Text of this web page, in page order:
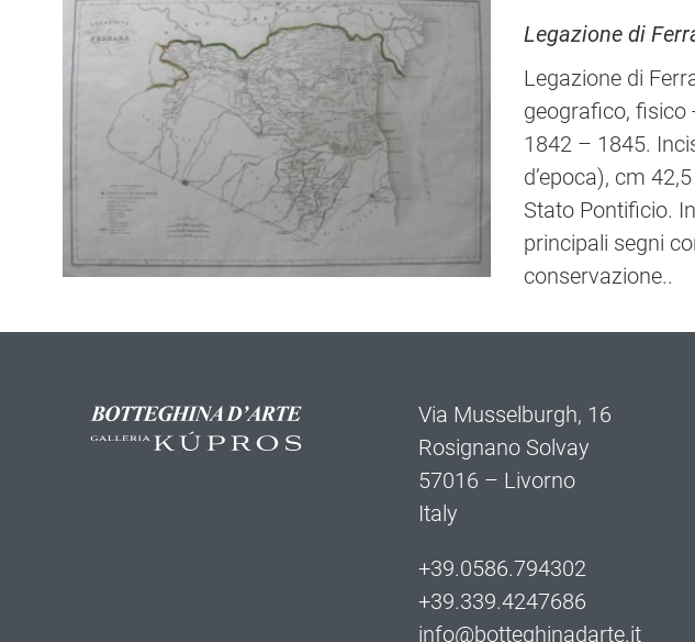
Legazione di
Legazione di
geografico, fisico
1842 – 1845.
d’epoca), cm
Stato Pontificio.
principali segni
conservazione..
Via Musselburgh, 16
Rosignano Solvay
57016 – Livorno
Italy
+39.0586.794302
+39.339.4247686
info@botteghinadarte.it